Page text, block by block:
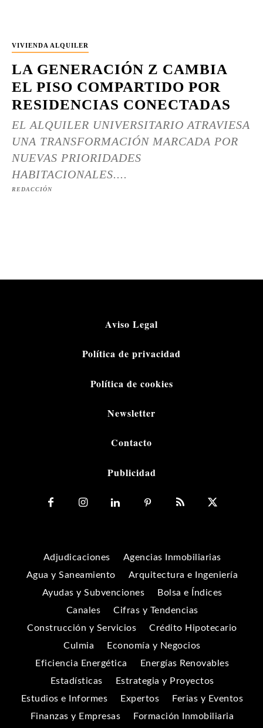
VIVIENDA ALQUILER
LA GENERACIÓN Z CAMBIA
EL PISO COMPARTIDO POR
RESIDENCIAS CONECTADAS
EL ALQUILER UNIVERSITARIO ATRAVIESA
UNA TRANSFORMACIÓN MARCADA POR
NUEVAS PRIORIDADES
HABITACIONALES....
REDACCIÓN
Aviso Legal
Política de privacidad
Política de cookies
Newsletter
Contacto
Publicidad
Adjudicaciones
Agencias Inmobiliarias
Agua y Saneamiento
Arquitectura e Ingeniería
Ayudas y Subvenciones
Bolsa e Índices
Canales
Cifras y Tendencias
Construcción y Servicios
Crédito Hipotecario
Culmia
Economía y Negocios
Eficiencia Energética
Energías Renovables
Estadísticas
Estrategia y Proyectos
Estudios e Informes
Expertos
Ferias y Eventos
Finanzas y Empresas
Formación Inmobiliaria